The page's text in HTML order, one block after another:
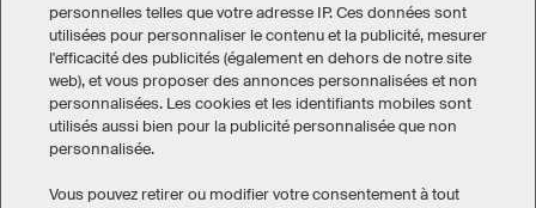
Canada
Mentions légales
Politique de confidentialité
Paramétrage des cookies
Conditions générales de vente
personnelles telles que votre adresse IP. Ces données sont
utilisées pour personnaliser le contenu et la publicité, mesurer
l'efficacité des publicités (également en dehors de notre site
web), et vous proposer des annonces personnalisées et non
personnalisées. Les cookies et les identifiants mobiles sont
utilisés aussi bien pour la publicité personnalisée que non
personnalisée.
Vous pouvez retirer ou modifier votre consentement à tout